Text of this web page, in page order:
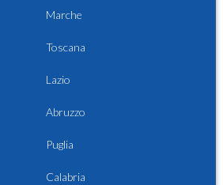
Marche
Toscana
Lazio
Abruzzo
Puglia
Calabria